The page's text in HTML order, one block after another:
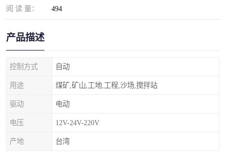
阅 读 量： 494
产品描述
控制方式 自动
用途 煤矿,矿山,工地,工程,沙场,搅拌站
驱动 电动
电压 12V-24V-220V
产地 台湾